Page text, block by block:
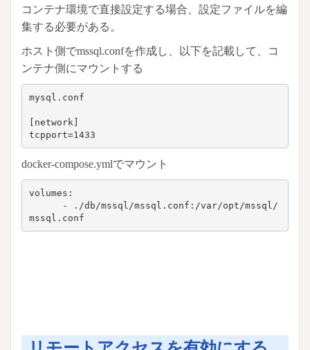
コンテナ環境で直接設定する場合、設定ファイルを編
集する必要がある。
ホスト側でmssql.confを作成し、以下を記載して、コ
ンテナ側にマウントする
mysql.conf
[network]
docker-compose.ymlでマウント
volumes:
mssql.conf